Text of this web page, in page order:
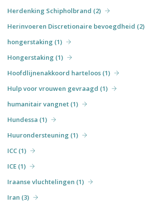
Herdenking Schipholbrand (2)
Herinvoeren Discretionaire bevoegdheid (2)
hongerstaking (1)
Hongerstaking (1)
Hoofdlijnenakkoord harteloos (1)
Hulp voor vrouwen gevraagd (1)
humanitair vangnet (1)
Hundessa (1)
Huurondersteuning (1)
ICC (1)
ICE (1)
Iraanse vluchtelingen (1)
Iran (3)